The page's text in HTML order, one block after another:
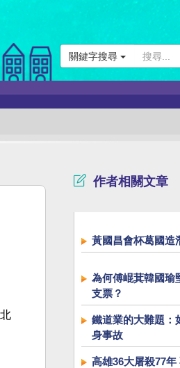
關鍵字搜尋
作者相關文章
黃國昌會杯葛國造
為何傅崐萁韓國瑜
支票？
鐵道業的大難題：
身事故
高雄36大屠殺77年